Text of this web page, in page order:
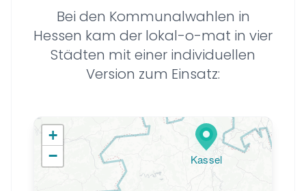
Bei den Kommunalwahlen in
Hessen kam der lokal-o-mat in vier
Städten mit einer individuellen
Version zum Einsatz:
Kassel
+
−